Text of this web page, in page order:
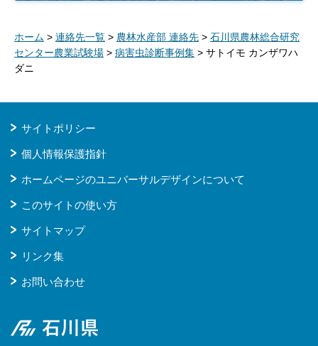
ホーム > 連絡先一覧 > 農林水産部 連絡先 > 石川県農林総合研究
センター農業試験場 > 病害虫診断事例集 > サトイモ カンザワハ
ダニ
サイトポリシー
個人情報保護指針
ホームページのユニバーサルデザインについて
このサイトの使い方
サイトマップ
リンク集
お問い合わせ
石川県